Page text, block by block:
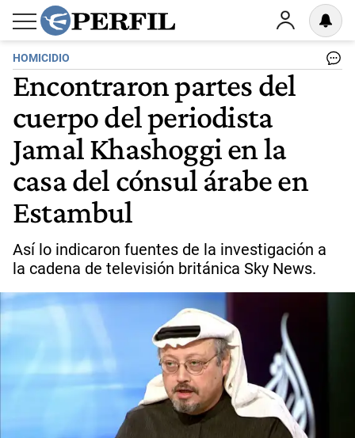
HOMICIDIO
Encontraron partes del
cuerpo del periodista
Jamal Khashoggi en la
casa del cónsul árabe en
Estambul
Así lo indicaron fuentes de la investigación a
la cadena de televisión británica Sky News.